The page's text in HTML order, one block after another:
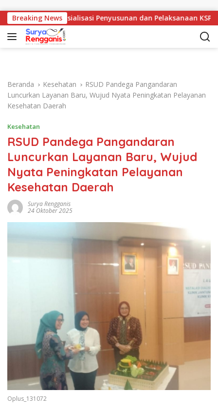
Breaking News
Gelar Sosialisasi Penyusunan dan Pelaksanaan KSP
Beranda Kesehatan
RSUD Pandega Pangandaran
Luncurkan Layanan Baru, Wujud Nyata Peningkatan Pelayanan
Kesehatan Daerah
Kesehatan
RSUD Pandega Pangandaran
Luncurkan Layanan Baru, Wujud
Nyata Peningkatan Pelayanan
Kesehatan Daerah
Surya Rengganis
24 Oktober 2025
Oplus_131072